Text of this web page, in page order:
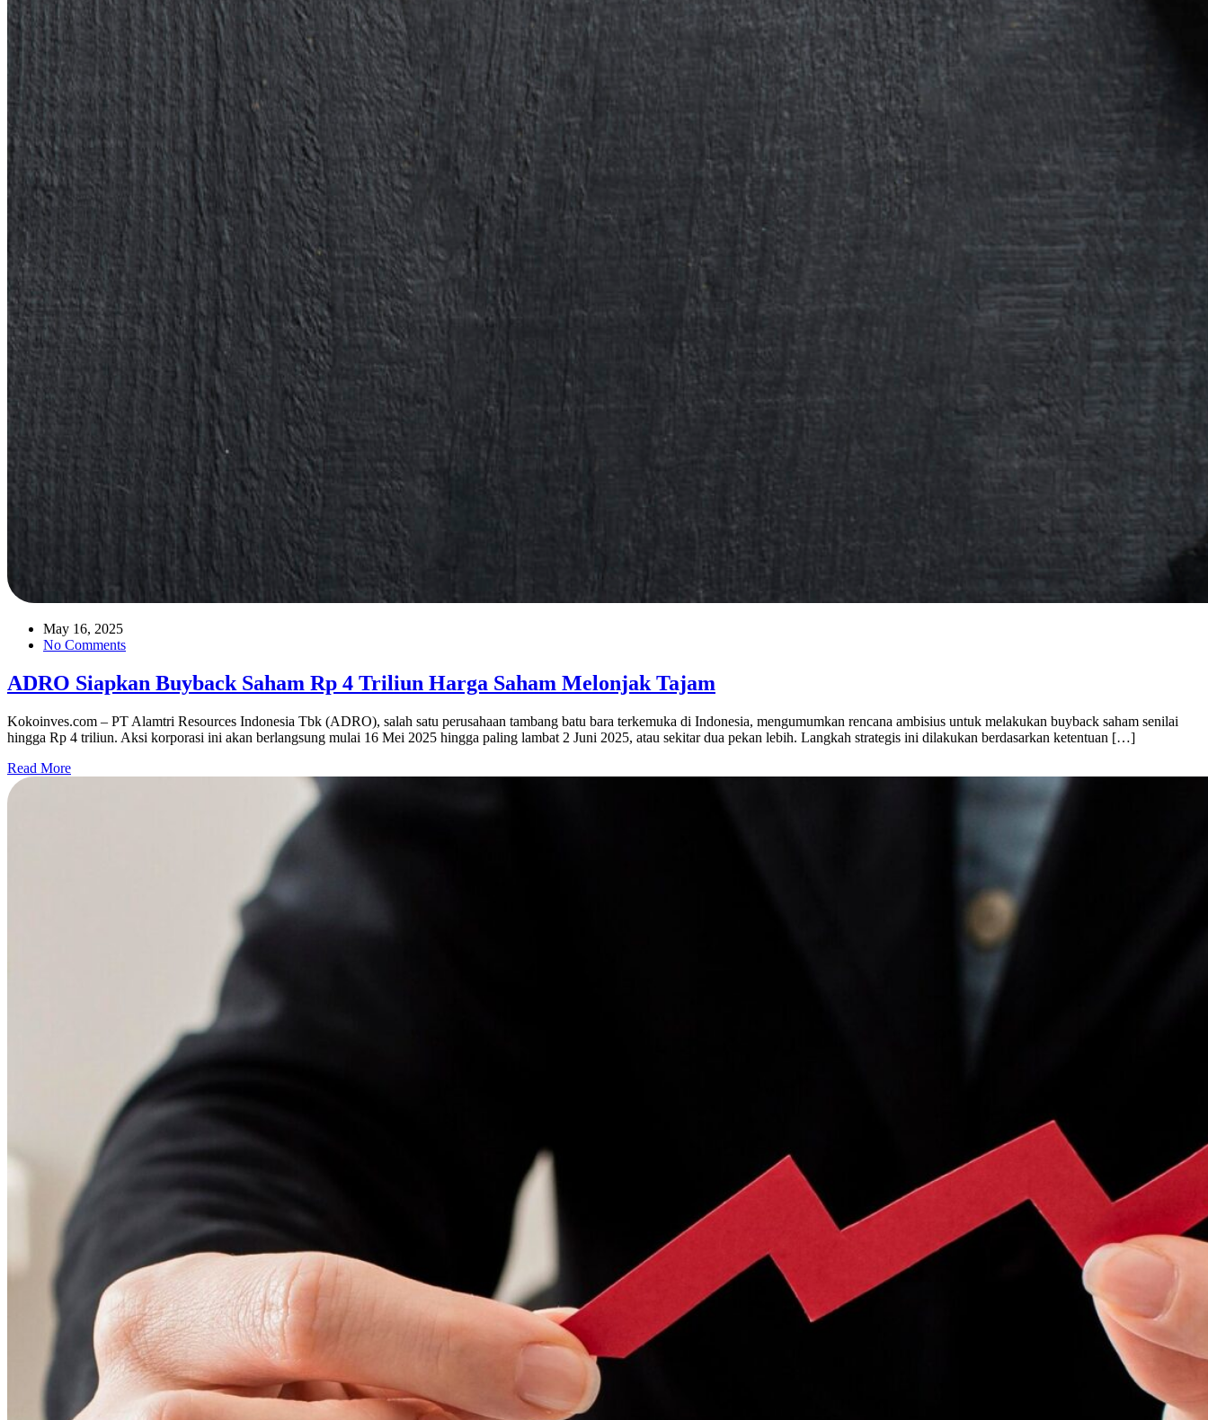
May 16, 2025
No Comments
ADRO Siapkan Buyback Saham Rp 4 Triliun Harga Saham Melonjak Tajam
Kokoinves.com – PT Alamtri Resources Indonesia Tbk (ADRO), salah satu perusahaan tambang batu bara terkemuka di Indonesia, mengumumkan rencana ambisius untuk melakukan buyback saham senilai
hingga Rp 4 triliun. Aksi korporasi ini akan berlangsung mulai 16 Mei 2025 hingga paling lambat 2 Juni 2025, atau sekitar dua pekan lebih. Langkah strategis ini dilakukan berdasarkan ketentuan […]
Read More